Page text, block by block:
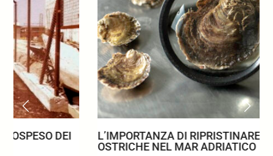
L’IMPORTANZA DI RIPRISTINARE I BANCHI DI
OSTRICHE NEL MAR ADRIATICO